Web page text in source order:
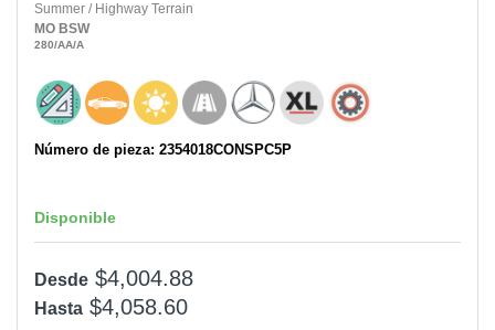
Summer / Highway Terrain
MO BSW
280/AA/A
Número de pieza: 2354018CONSPC5P
Disponible
Desde $4,004.88
Hasta $4,058.60